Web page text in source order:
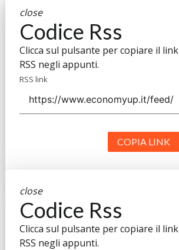
close
Codice Rss
Clicca sul pulsante per copiare il link
RSS negli appunti.
RSS link
COPIA LINK
close
Codice Rss
Clicca sul pulsante per copiare il link
RSS negli appunti.